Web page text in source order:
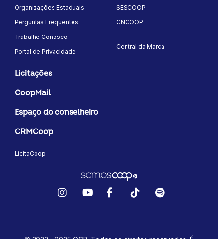
Organizações Estaduais
Perguntas Frequentes
Trabalhe Conosco
Portal de Privacidade
SESCOOP
CNCOOP
Central da Marca
Licitações
CoopMail
Espaço do conselheiro
CRMCoop
LicitaCoop